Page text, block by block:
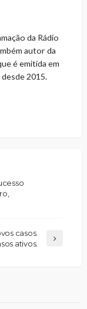
da Rádio
autor da
é emitida em
2015.
casos.
ativos.